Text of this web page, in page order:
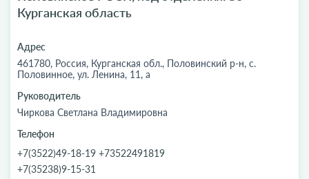
Курганская область
Адрес
461780, Россия, Курганская обл., Половинский р-н, с.
Половинное, ул. Ленина, 11, а
Руководитель
Чиркова Светлана Владимировна
Телефон
+7(3522)49-18-19 +73522491819
+7(35238)9-15-31